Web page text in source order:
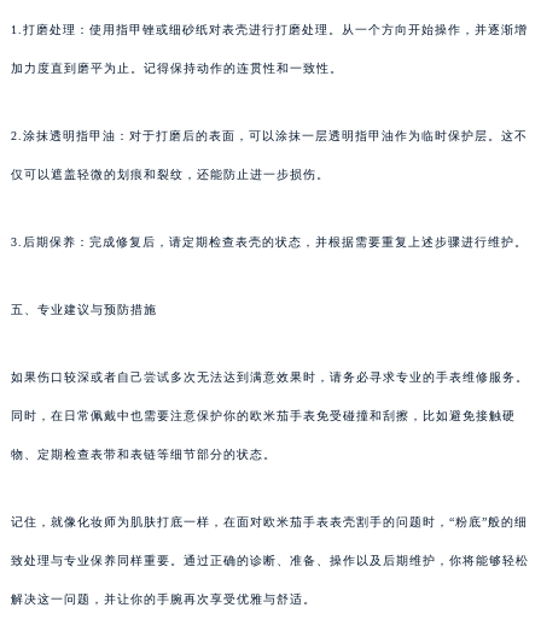
1.打磨处理：使用指甲锉或细砂纸对表壳进行打磨处理。从一个方向开始操作，并逐渐增
加力度直到磨平为止。记得保持动作的连贯性和一致性。
2.涂抹透明指甲油：对于打磨后的表面，可以涂抹一层透明指甲油作为临时保护层。这不
仅可以遮盖轻微的划痕和裂纹，还能防止进一步损伤。
3.后期保养：完成修复后，请定期检查表壳的状态，并根据需要重复上述步骤进行维护。
五、专业建议与预防措施
如果伤口较深或者自己尝试多次无法达到满意效果时，请务必寻求专业的手表维修服务。
同时，在日常佩戴中也需要注意保护你的欧米茄手表免受碰撞和刮擦，比如避免接触硬
物、定期检查表带和表链等细节部分的状态。
记住，就像化妆师为肌肤打底一样，在面对欧米茄手表表壳割手的问题时，“粉底”般的细
致处理与专业保养同样重要。通过正确的诊断、准备、操作以及后期维护，你将能够轻松
解决这一问题，并让你的手腕再次享受优雅与舒适。